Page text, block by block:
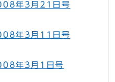
年3月21日号
年3月11日号
年3月1日号